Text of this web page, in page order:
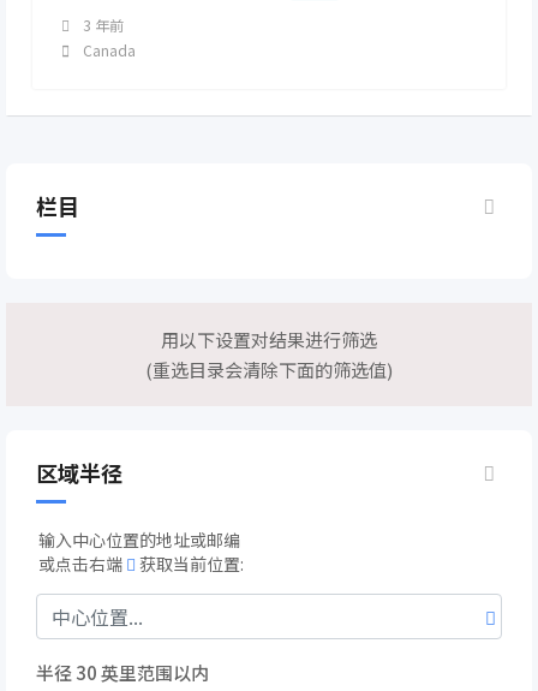
3 年前
Canada
栏目
用以下设置对结果进行筛选
(重选目录会清除下面的筛选值)
区域半径
输入中心位置的地址或邮编
或点击右端
获取当前位置:
半径30英里范围以内